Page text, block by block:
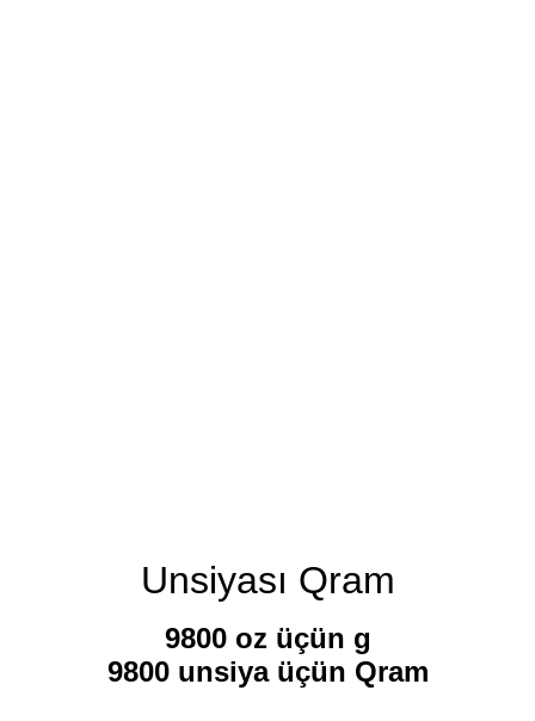
Unsiyası Qram
9800 oz üçün g
9800 unsiya üçün Qram